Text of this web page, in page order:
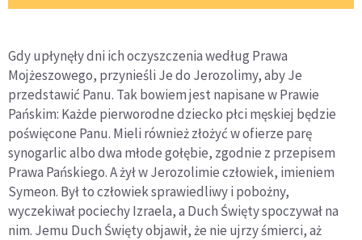
Gdy upłynęły dni ich oczyszczenia według Prawa
Mojżeszowego, przynieśli Je do Jerozolimy, aby Je
przedstawić Panu. Tak bowiem jest napisane w Prawie
Pańskim: Każde pierworodne dziecko płci męskiej będzie
poświęcone Panu. Mieli również złożyć w ofierze parę
synogarlic albo dwa młode gołębie, zgodnie z przepisem
Prawa Pańskiego. A żył w Jerozolimie człowiek, imieniem
Symeon. Był to człowiek sprawiedliwy i pobożny,
wyczekiwał pociechy Izraela, a Duch Święty spoczywał na
nim. Jemu Duch Święty objawił, że nie ujrzy śmierci, aż